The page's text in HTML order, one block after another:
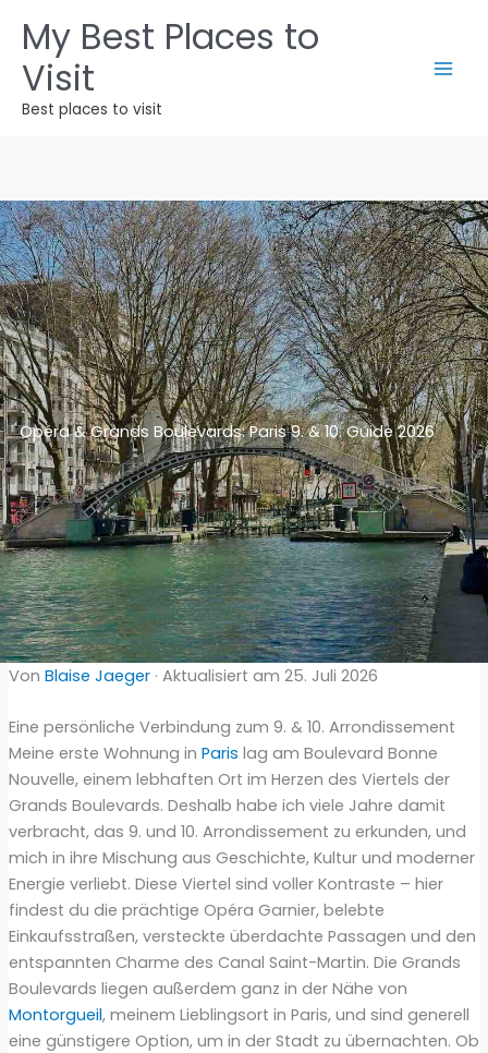
Inhalt
springen
My Best Places to
Visit
Best places to visit
Opéra & Grands Boulevards: Paris 9. & 10. Guide 2026
Von Blaise Jaeger· Aktualisiert am 25. Juli 2026
Eine persönliche Verbindung zum 9. & 10. Arrondissement
Meine erste Wohnung in Paris lag am Boulevard Bonne
Nouvelle, einem lebhaften Ort im Herzen des Viertels der
Grands Boulevards. Deshalb habe ich viele Jahre damit
verbracht, das 9. und 10. Arrondissement zu erkunden, und
mich in ihre Mischung aus Geschichte, Kultur und moderner
Energie verliebt. Diese Viertel sind voller Kontraste – hier
findest du die prächtige Opéra Garnier, belebte
Einkaufsstraßen, versteckte überdachte Passagen und den
entspannten Charme des Canal Saint-Martin. Die Grands
Boulevards liegen außerdem ganz in der Nähe von
Montorgueil, meinem Lieblingsort in Paris, und sind generell
eine günstigere Option, um in der Stadt zu übernachten. Ob